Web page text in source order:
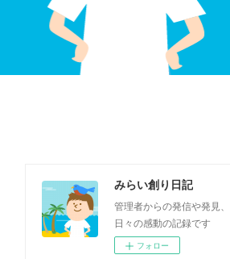
みらい創り日記
管理者からの発信や発見、
日々の感動の記録です
フォロー